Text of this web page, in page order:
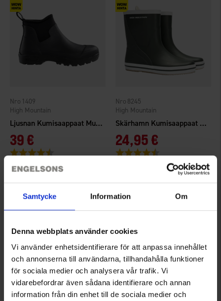
Samtycke Information Om
Denna webbplats använder cookies
Vi använder enhetsidentifierare för att anpassa innehållet
och annonserna till användarna, tillhandahålla funktioner
för sociala medier och analysera vår trafik. Vi
vidarebefordrar även sådana identifierare och annan
information från din enhet till de sociala medier och
Ljusnan Kumisaappaat Musta
High Mountain
1409
39 €
Arvio:
Skärhamn Kumisaappaat Vihreä
High Mountain
8245
24,95 €
Arvio:
High Mountain
8197
High Mountain
5900